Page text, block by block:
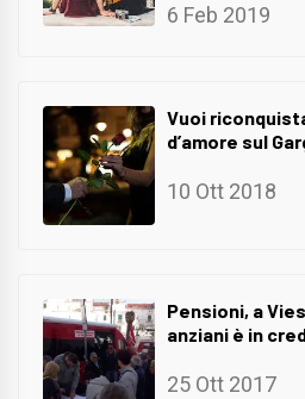
6 Feb 2019
Vuoi
d’amore sul
10 Ott 2018
Pensioni, a
anziani è in
25 Ott 2017